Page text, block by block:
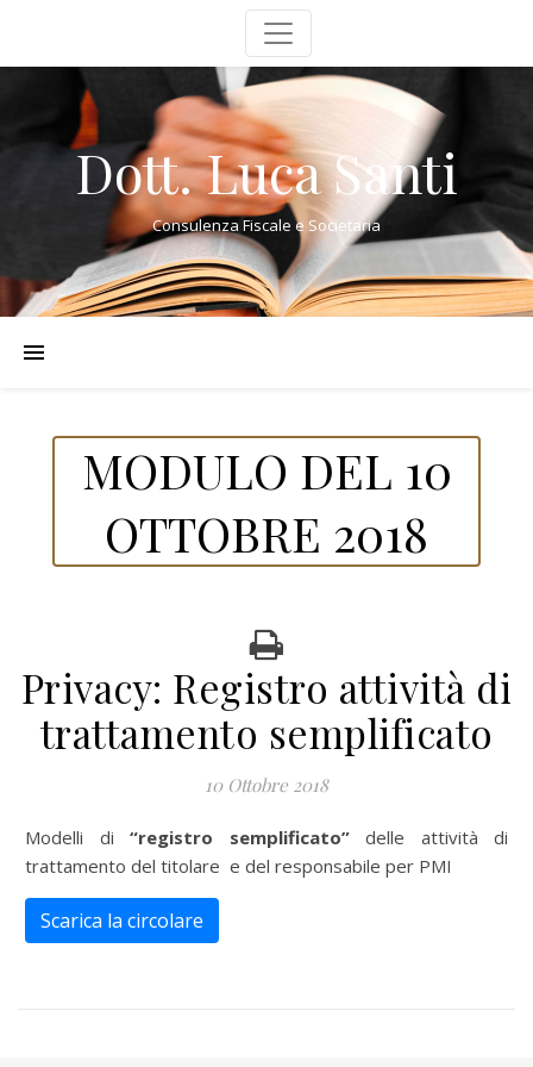
Dott. Luca Santi
Consulenza Fiscale e Societaria
MODULO DEL 10
OTTOBRE 2018
Privacy: Registro attività di
trattamento semplificato
10 Ottobre 2018
Modelli di “registro semplificato” delle attività di
trattamento del titolare e del responsabile per PMI
Scarica la circolare